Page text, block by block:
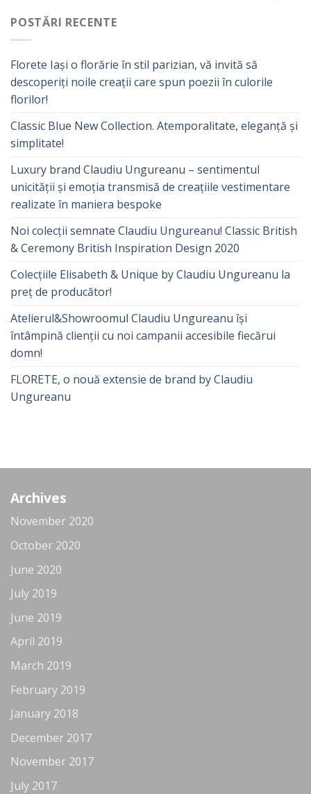
POSTĂRI RECENTE
Florete Iași o florărie în stil parizian, vă invită să
descoperiți noile creații care spun poezii în culorile
florilor!
Classic Blue New Collection. Atemporalitate, eleganță și
simplitate!
Luxury brand Claudiu Ungureanu – sentimentul
unicității și emoția transmisă de creațiile vestimentare
realizate în maniera bespoke
Noi colecții semnate Claudiu Ungureanu! Classic British
& Ceremony British Inspiration Design 2020
Colecțiile Elisabeth & Unique by Claudiu Ungureanu la
preț de producător!
Atelierul&Showroomul Claudiu Ungureanu își
întâmpină clienții cu noi campanii accesibile fiecărui
domn!
FLORETE, o nouă extensie de brand by Claudiu
Ungureanu
Archives
November 2020
October 2020
June 2020
July 2019
June 2019
April 2019
March 2019
February 2019
January 2018
December 2017
November 2017
July 2017